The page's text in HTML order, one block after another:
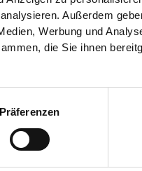
Außerdem
Werbung und
die Sie ihnen
Präferenzen
Impressum